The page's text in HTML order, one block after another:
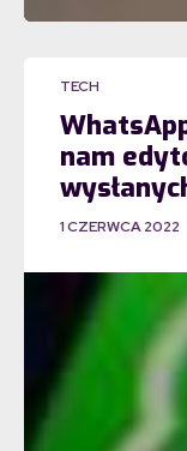
TECH
nam
1 CZERWCA 2022